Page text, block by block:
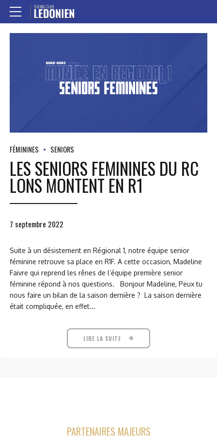
FÉMININES SENIORS
LES SENIORS FEMININES DU RC
LONS MONTENT EN R1
7 septembre 2022
Suite à un désistement en Régional 1, notre équipe senior
féminine retrouve sa place en R1F. A cette occasion, Madeline
Faivre qui reprend les rênes de l’équipe première senior
féminine répond à nos questions. Bonjour Madeline, Peux tu
nous faire un bilan de la saison dernière ? La saison dernière
était compliquée, en effet...
LIRE LA SUITE
PARTENAIRES MAJEURS